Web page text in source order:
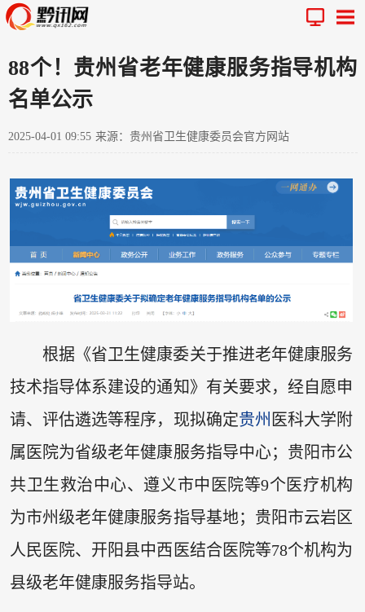
88个！贵州省老年健康服务指导机构
名单公示
2025-04-01 09:55 来源：贵州省卫生健康委员会官方网站
根据《省卫生健康委关于推进老年健康服务
技术指导体系建设的通知》有关要求，经自愿申
请、评估遴选等程序，现拟确定贵州 医科大学附
属医院为省级老年健康服务指导中心；贵阳市公
共卫生救治中心、遵义市中医院等9个医疗机构
为市州级老年健康服务指导基地；贵阳市云岩区
人民医院、开阳县中西医结合医院等78个机构为
县级老年健康服务指导站。